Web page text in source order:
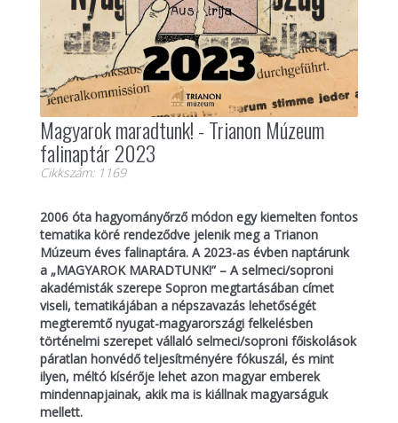
Magyarok maradtunk! - Trianon Múzeum
falinaptár 2023
Cikkszám: 1169
2006 óta hagyományőrző módon egy kiemelten fontos
tematika köré rendeződve jelenik meg a Trianon
Múzeum éves falinaptára. A 2023-as évben naptárunk
a „MAGYAROK MARADTUNK!” – A selmeci/soproni
akadémisták szerepe Sopron megtartásában címet
viseli, tematikájában a népszavazás lehetőségét
megteremtő nyugat-magyarországi felkelésben
történelmi szerepet vállaló selmeci/soproni főiskolások
páratlan honvédő teljesítményére fókuszál, és mint
ilyen, méltó kísérője lehet azon magyar emberek
mindennapjainak, akik ma is kiállnak magyarságuk
mellett.